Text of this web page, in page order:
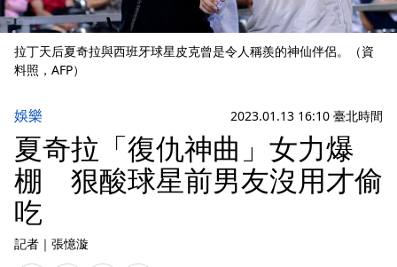
拉丁天后夏奇拉與西班牙球星皮克曾是令人稱羨的神仙伴侶。（資
料照，AFP）
娛樂 2023.01.13 16:10 臺北時間
夏奇拉「復仇神曲」女力爆
棚 狠酸球星前男友沒用才偷
吃
記者 ｜ 張憶漩